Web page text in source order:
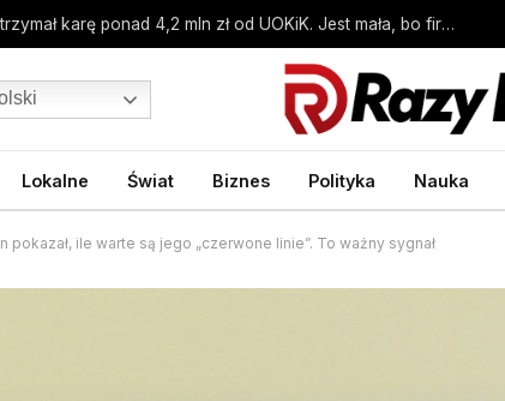
Bunge Polska otrzymał karę ponad 4,2 mln zł od UOKiK. Jest mała, bo firma współpracowała – Biznes Wprost
Lokalne Świat Biznes Polityka Nauka
pokazał, ile warte są jego „czerwone linie”. To ważny sygnał